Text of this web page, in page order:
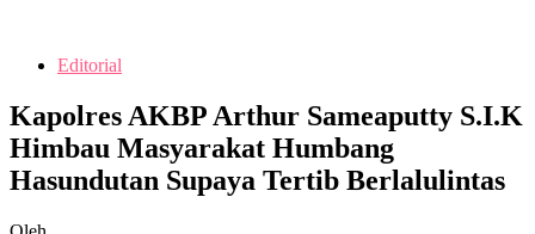
Editorial
Kapolres AKBP Arthur Sameaputty S.I.K
Himbau Masyarakat Humbang
Hasundutan Supaya Tertib Berlalulintas